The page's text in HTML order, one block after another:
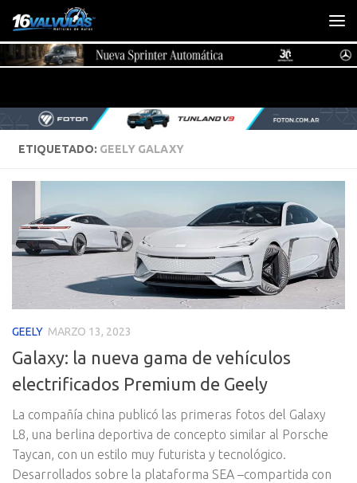
Saltar al contenido
ETIQUETADO: GEELY GALAXY
GEELY MARZO 13, 2023
Galaxy: la nueva gama de vehículos
electrificados Premium de Geely
La compañía china publicó las primeras fotos del Galaxy
L8, una berlina deportiva de concepto similar al Porsche
Taycan, con un estilo muy futurista y tecnológico.
Desarrollados sobre la plataforma SEA –compartida con